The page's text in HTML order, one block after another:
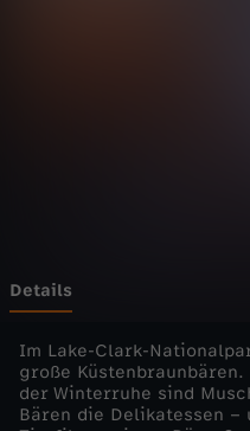
e
W
e
Details
Im Lake-Clark-
große
der Winterruhe sind
Bären die Delikatessen